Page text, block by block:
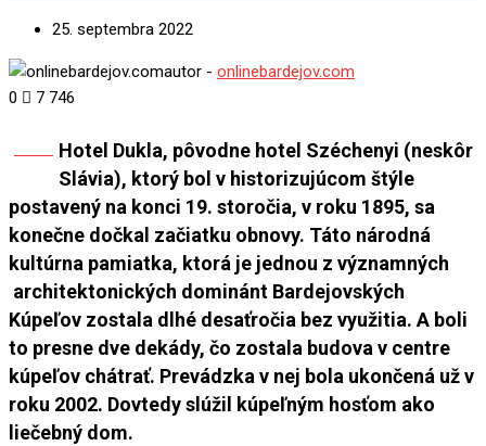
25. septembra 2022
autor - onlinebardejov.com
0
7 746
Hotel Dukla, pôvodne hotel Széchenyi (neskôr
Slávia), ktorý bol v historizujúcom štýle
postavený na konci 19. storočia, v roku 1895, sa
konečne dočkal začiatku obnovy. Táto národná
kultúrna pamiatka, ktorá je jednou z významných
architektonických dominánt Bardejovských
Kúpeľov zostala dlhé desaťročia bez využitia. A boli
to presne dve dekády, čo zostala budova v centre
kúpeľov chátrať. Prevádzka v nej bola ukončená už v
roku 2002. Dovtedy slúžil kúpeľným hosťom ako
liečebný dom.